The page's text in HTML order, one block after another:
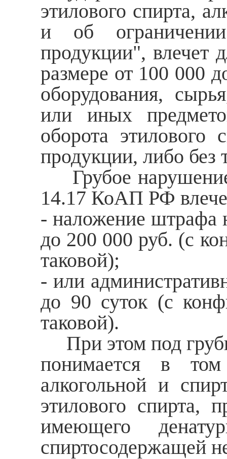
этилового спирта,
и об ограничении
продукции", влечет
размере от 100 000
оборудования,
или иных
оборота этилового
продукции, либо без
Грубое нарушение
14.17 КоАП РФ
- наложение штрафа
до 200 000 руб. (с
таковой);
- или
до 90 суток (с
таковой).
При этом под
понимается в том
алкогольной и
этилового спирта,
имеющего
спиртосодержащей